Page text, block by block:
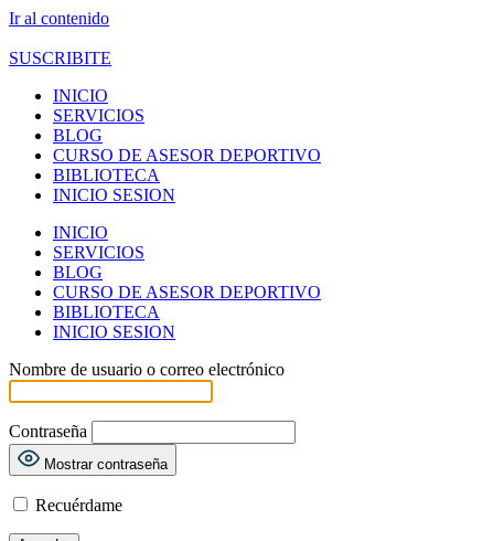
Ir al contenido
SUSCRIBITE
INICIO
SERVICIOS
BLOG
CURSO DE ASESOR DEPORTIVO
BIBLIOTECA
INICIO SESION
INICIO
SERVICIOS
BLOG
CURSO DE ASESOR DEPORTIVO
BIBLIOTECA
INICIO SESION
Nombre de usuario o correo electrónico
Contraseña
Mostrar contraseña
Recuérdame